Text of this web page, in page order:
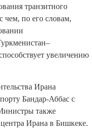
транзитного
чем, по его словам,
увеличению
Ирана
Бандар-Аббас с
также
Ирана в Бишкеке.